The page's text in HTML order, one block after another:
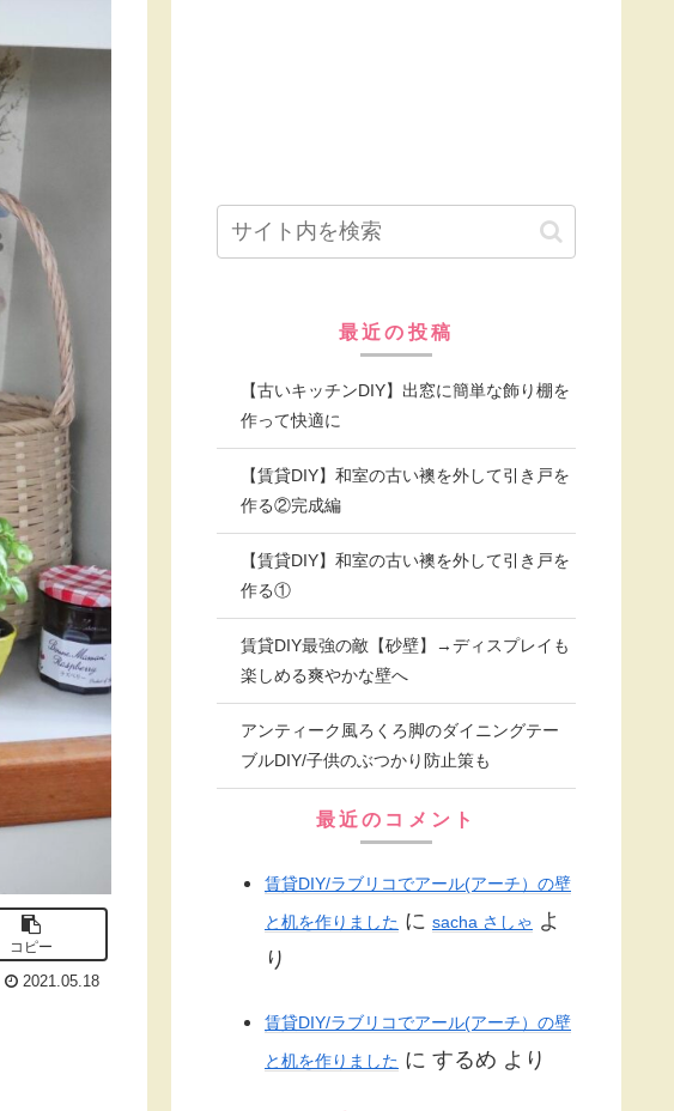
コピー
2021.05.18
最近の投稿
【古いキッチンDIY】出窓に簡単な飾り棚を
作って快適に
【賃貸DIY】和室の古い襖を外して引き戸を
作る②完成編
【賃貸DIY】和室の古い襖を外して引き戸を
作る①
賃貸DIY最強の敵【砂壁】→ディスプレイも
楽しめる爽やかな壁へ
アンティーク風ろくろ脚のダイニングテー
ブルDIY/子供のぶつかり防止策も
最近のコメント
賃貸DIY/ラブリコでアール(アーチ）の壁
と机を作りました に sacha さしゃ よ
り
賃貸DIY/ラブリコでアール(アーチ）の壁
と机を作りました に するめ より